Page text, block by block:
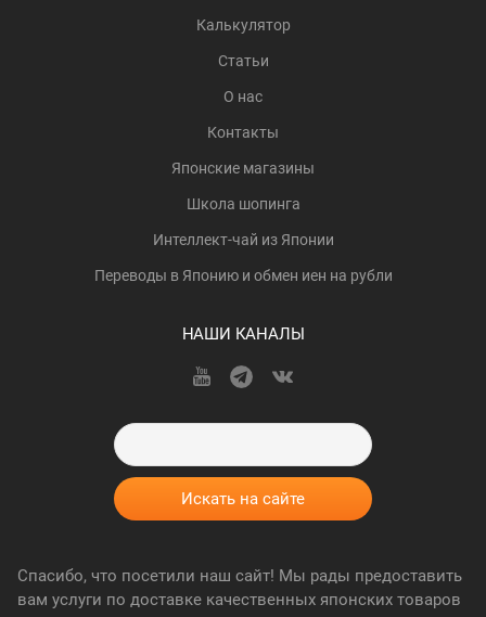
Калькулятор
Статьи
О нас
Контакты
Японские магазины
Школа шопинга
Интеллект-чай из Японии
Переводы в Японию и обмен иен на рубли
НАШИ КАНАЛЫ
Спасибо, что посетили наш сайт! Мы рады предоставить
вам услуги по доставке качественных японских товаров